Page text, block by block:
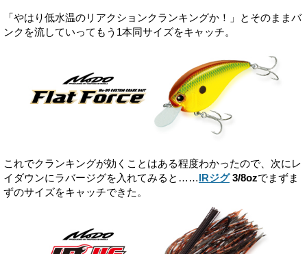
「やはり低水温のリアクションクランキングか！」とそのままバ
ンクを流していってもう1本同サイズをキャッチ。
これでクランキングが効くことはある程度わかったので、次にレ
イダウンにラバージグを入れてみると…… IRジグ3/8ozでまずま
ずのサイズをキャッチできた。